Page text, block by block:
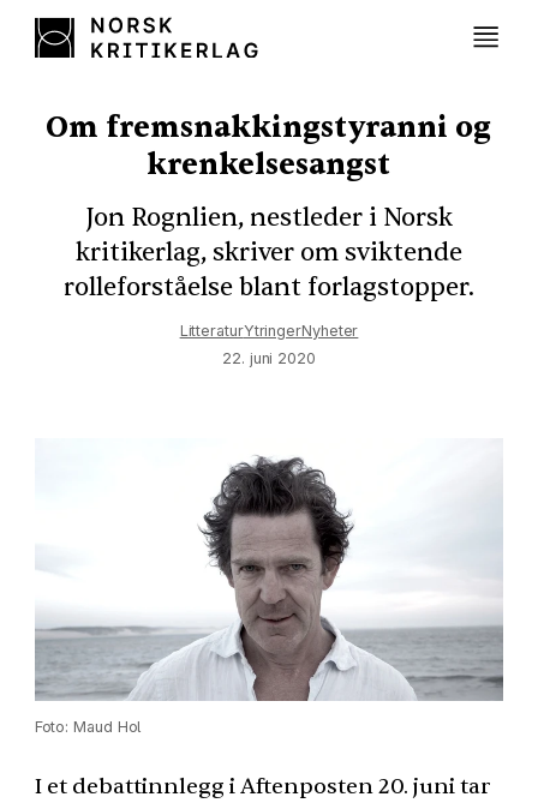
Om fremsnakkingstyranni og
krenkelsesangst
Jon Rognlien, nestleder i Norsk
kritikerlag, skriver om sviktende
rolleforståelse blant forlagstopper.
LitteraturYtringerNyheter
22. juni 2020
Foto: Maud Hol
I et debattinnlegg i Aftenposten 20. juni tar